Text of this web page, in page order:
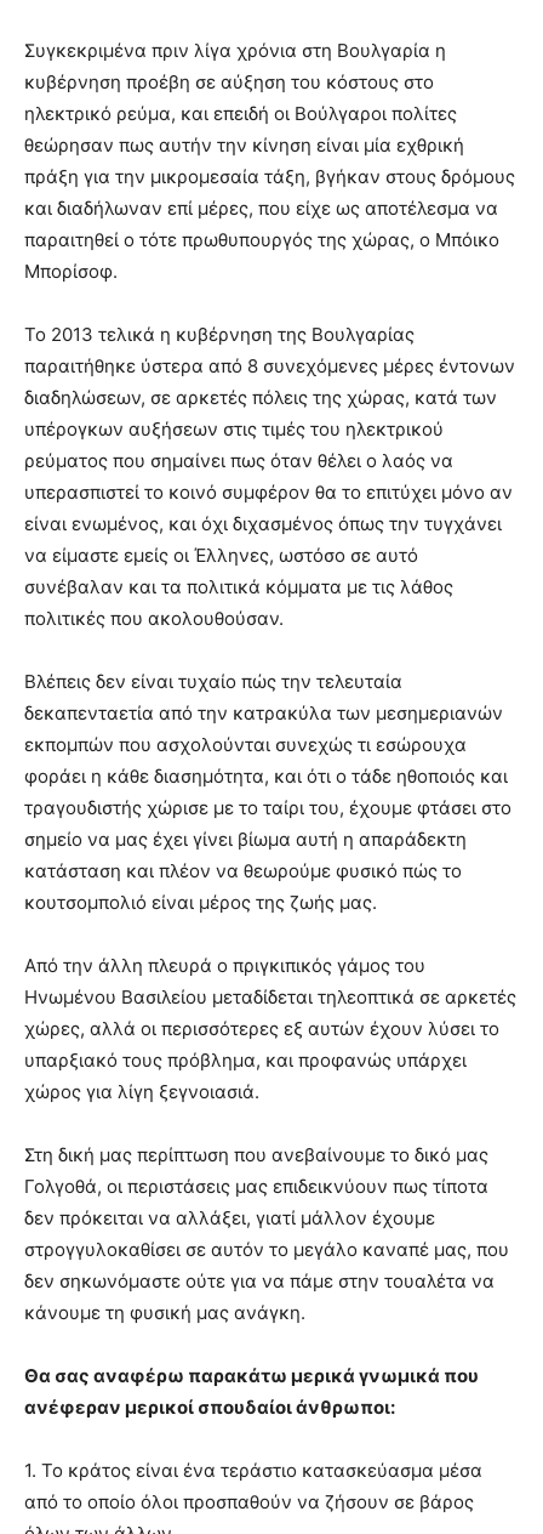
Συγκεκριμένα πριν λίγα χρόνια στη Βουλγαρία η
κυβέρνηση προέβη σε αύξηση του κόστους στο
ηλεκτρικό ρεύμα, και επειδή οι Βούλγαροι πολίτες
θεώρησαν πως αυτήν την κίνηση είναι μία εχθρική
πράξη για την μικρομεσαία τάξη, βγήκαν στους δρόμους
και διαδήλωναν επί μέρες, που είχε ως αποτέλεσμα να
παραιτηθεί ο τότε πρωθυπουργός της χώρας, ο Μπόικο
Μπορίσοφ.
Το 2013 τελικά η κυβέρνηση της Βουλγαρίας
παραιτήθηκε ύστερα από 8 συνεχόμενες μέρες έντονων
διαδηλώσεων, σε αρκετές πόλεις της χώρας, κατά των
υπέρογκων αυξήσεων στις τιμές του ηλεκτρικού
ρεύματος που σημαίνει πως όταν θέλει ο λαός να
υπερασπιστεί το κοινό συμφέρον θα το επιτύχει μόνο αν
είναι ενωμένος, και όχι διχασμένος όπως την τυγχάνει
να είμαστε εμείς οι Έλληνες, ωστόσο σε αυτό
συνέβαλαν και τα πολιτικά κόμματα με τις λάθος
πολιτικές που ακολουθούσαν.
Βλέπεις δεν είναι τυχαίο πώς την τελευταία
δεκαπενταετία από την κατρακύλα των μεσημεριανών
εκπομπών που ασχολούνται συνεχώς τι εσώρουχα
φοράει η κάθε διασημότητα, και ότι ο τάδε ηθοποιός και
τραγουδιστής χώρισε με το ταίρι του, έχουμε φτάσει στο
σημείο να μας έχει γίνει βίωμα αυτή η απαράδεκτη
κατάσταση και πλέον να θεωρούμε φυσικό πώς το
κουτσομπολιό είναι μέρος της ζωής μας.
Από την άλλη πλευρά ο πριγκιπικός γάμος του
Ηνωμένου Βασιλείου μεταδίδεται τηλεοπτικά σε αρκετές
χώρες, αλλά οι περισσότερες εξ αυτών έχουν λύσει το
υπαρξιακό τους πρόβλημα, και προφανώς υπάρχει
χώρος για λίγη ξεγνοιασιά.
Στη δική μας περίπτωση που ανεβαίνουμε το δικό μας
Γολγοθά, οι περιστάσεις μας επιδεικνύουν πως τίποτα
δεν πρόκειται να αλλάξει, γιατί μάλλον έχουμε
στρογγυλοκαθίσει σε αυτόν το μεγάλο καναπέ μας, που
δεν σηκωνόμαστε ούτε για να πάμε στην τουαλέτα να
κάνουμε τη φυσική μας ανάγκη.
Θα σας αναφέρω παρακάτω μερικά γνωμικά που
ανέφεραν μερικοί σπουδαίοι άνθρωποι:
1. Το κράτος είναι ένα τεράστιο κατασκεύασμα μέσα
από το οποίο όλοι προσπαθούν να ζήσουν σε βάρος